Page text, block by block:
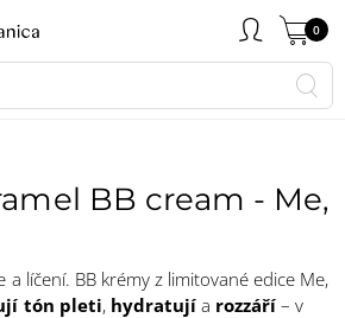
0
BB cream - Me,
a líčení. BB krémy z limitované edice Me,
tón pleti, hydratují a rozzáří – v